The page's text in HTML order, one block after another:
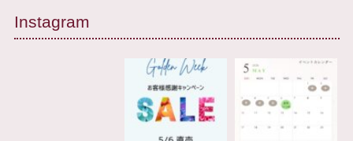
Instagram